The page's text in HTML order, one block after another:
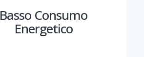
Basso Consumo
Energetico